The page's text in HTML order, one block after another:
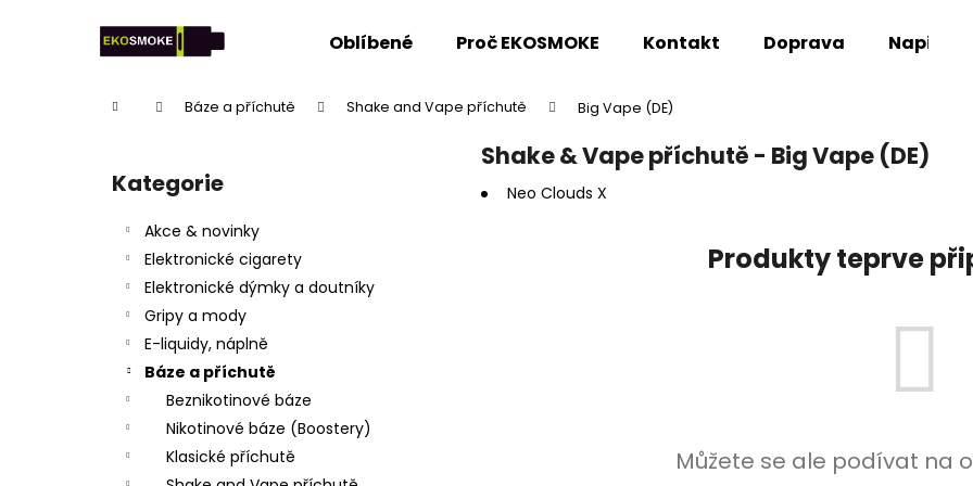
Oblíbené Proč EKOSMOKE Kontakt Doprava Napište
Domů Báze a příchutě Shake and Vape příchutě Big Vape (DE)
Přeskočit
kategorie
Kategorie
Akce & novinky
Elektronické cigarety
Elektronické dýmky a doutníky
Gripy a mody
E-liquidy, náplně
Báze a příchutě
Beznikotinové báze
Nikotinové báze (Boostery)
Klasické příchutě
Shake & Vape příchutě - Big Vape (DE)
Neo Clouds X
Produkty teprve
Můžete se ale podívat na
Zpět
Zpět
Co potřebujete najít?